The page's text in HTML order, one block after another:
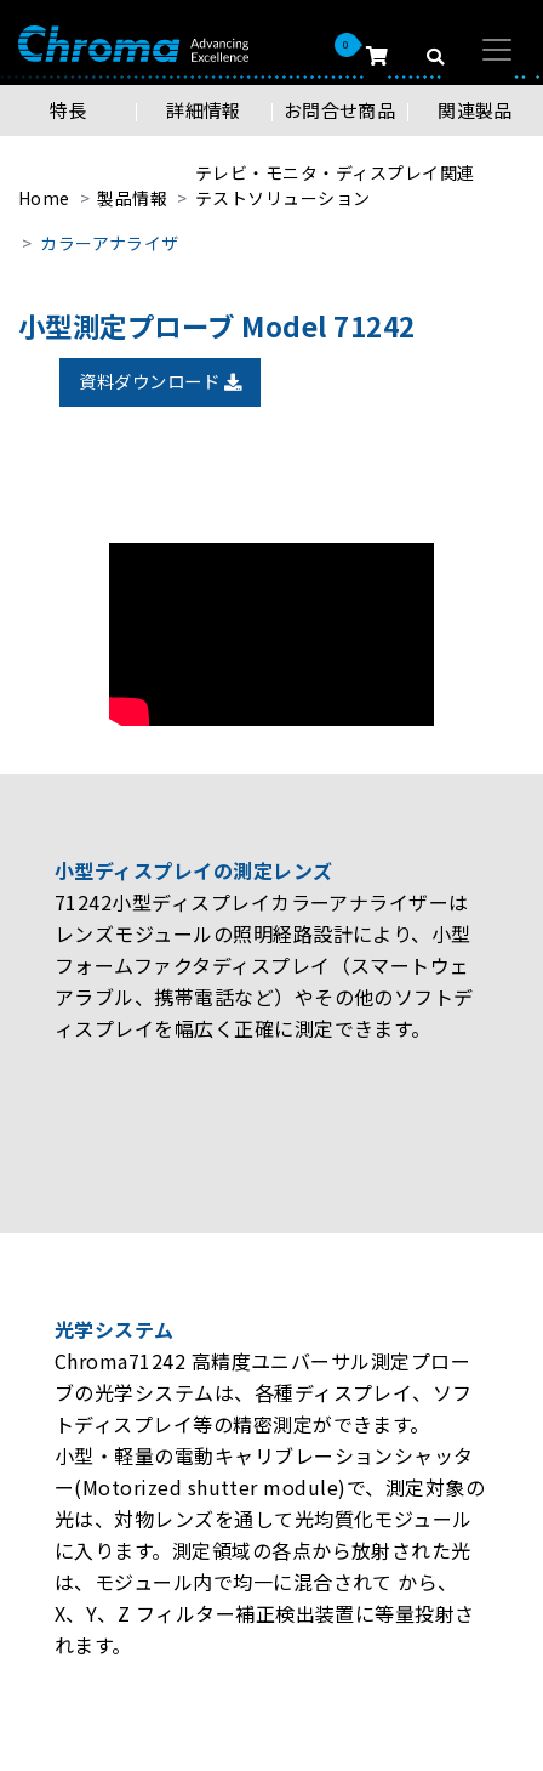
0
特長 詳細情報 お問合せ商品 関連製品
Home 製品情報
テレビ・モニタ・ディスプレイ関連
テストソリューション
カラーアナライザ
小型測定プローブ Model 71242
資料ダウンロード
小型ディスプレイの測定レンズ
71242小型ディスプレイカラーアナライザーは
レンズモジュールの照明経路設計により、小型
フォームファクタディスプレイ（スマートウェ
アラブル、携帯電話など）やその他のソフトデ
ィスプレイを幅広く正確に測定できます。
光学システム
Chroma71242 高精度ユニバーサル測定プロー
ブの光学システムは、各種ディスプレイ、ソフ
トディスプレイ等の精密測定ができます。
小型・軽量の電動キャリブレーションシャッタ
ー(Motorized shutter module)で、測定対象の
光は、対物レンズを通して光均質化モジュール
に入ります。測定領域の各点から放射された光
は、モジュール内で均一に混合されて から、
X、Y、Z フィルター補正検出装置に等量投射さ
れます。